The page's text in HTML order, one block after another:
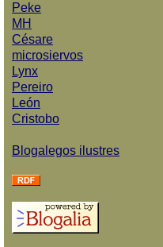
Peke
MH
Césare
microsiervos
Lynx
Pereiro
León
Cristobo
Blogalegos ilustres